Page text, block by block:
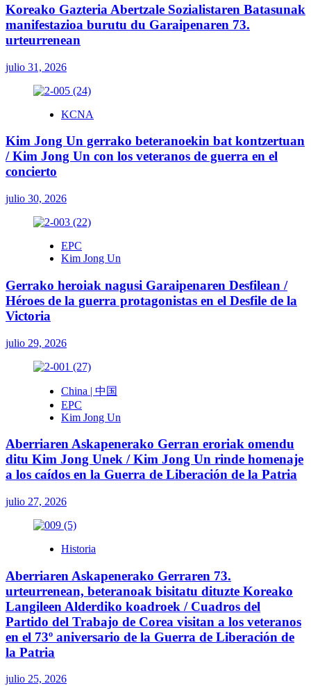
Koreako Gazteria Abertzale Sozialistaren Batasunak
manifestazioa burutu du Garaipenaren 73.
urteurrenean
julio 31, 2026
KCNA
Kim Jong Un gerrako beteranoekin bat kontzertuan
/ Kim Jong Un con los veteranos de guerra en el
concierto
julio 30, 2026
EPC
Kim Jong Un
Gerrako heroiak nagusi Garaipenaren Desfilean /
Héroes de la guerra protagonistas en el Desfile de la
Victoria
julio 29, 2026
China | 中国
EPC
Kim Jong Un
Aberriaren Askapenerako Gerran eroriak omendu
ditu Kim Jong Unek / Kim Jong Un rinde homenaje
a los caídos en la Guerra de Liberación de la Patria
julio 27, 2026
Historia
Aberriaren Askapenerako Gerraren 73.
urteurrenean, beteranoak bisitatu dituzte Koreako
Langileen Alderdiko koadroek / Cuadros del
Partido del Trabajo de Corea visitan a los veteranos
en el 73º aniversario de la Guerra de Liberación de
la Patria
julio 25, 2026